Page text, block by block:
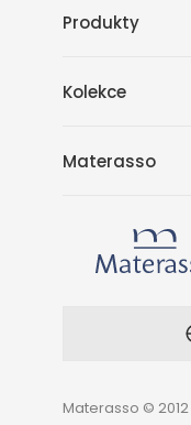
Produkty
Kolekce
Materasso
Materasso © 2012